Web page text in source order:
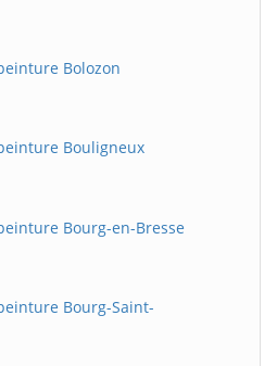
Bolozon
Bouligneux
Bourg-en-Bresse
Bourg-Saint-